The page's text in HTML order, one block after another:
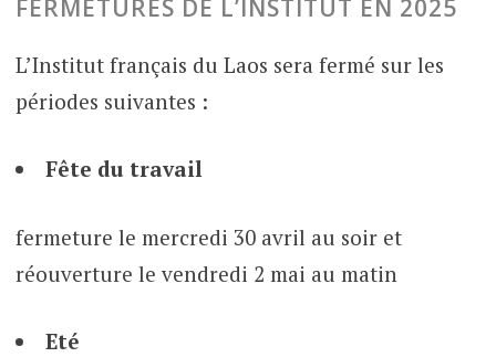
FERMETURES DE L’INSTITUT EN 2025
L’Institut français du Laos sera fermé sur les
périodes suivantes :
Fête du travail
fermeture le mercredi 30 avril au soir et
réouverture le vendredi 2 mai au matin
Eté